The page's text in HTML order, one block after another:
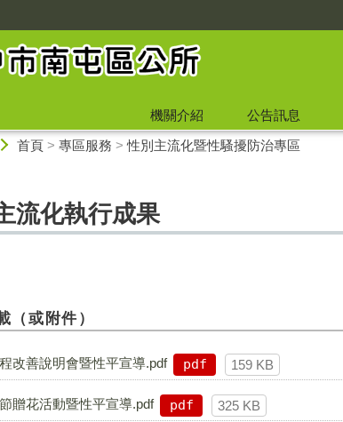
機關介紹 公告訊息
首頁> 專區服務 >性別主流化暨性騷擾防治專區
流化執行成果
（或附件）
改善說明會暨性平宣導.pdf pdf 159 KB
贈花活動暨性平宣導.pdf pdf 325 KB